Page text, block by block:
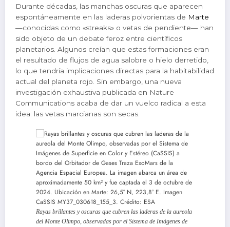
Durante décadas, las manchas oscuras que aparecen
espontáneamente en las laderas polvorientas de Marte
—conocidas como «streaks» o vetas de pendiente— han
sido objeto de un debate feroz entre científicos
planetarios. Algunos creían que estas formaciones eran
el resultado de flujos de agua salobre o hielo derretido,
lo que tendría implicaciones directas para la habitabilidad
actual del planeta rojo. Sin embargo, una nueva
investigación exhaustiva publicada en Nature
Communications acaba de dar un vuelco radical a esta
idea: las vetas marcianas son secas.
Rayas brillantes y oscuras que cubren las laderas de la aureola
del Monte Olimpo, observadas por el Sistema de Imágenes de